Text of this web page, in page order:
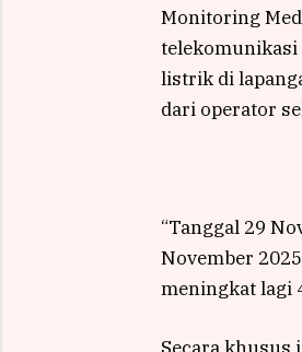
Monitoring
listrik di
dari operator
“Tanggal 29
November
meningkat lagi